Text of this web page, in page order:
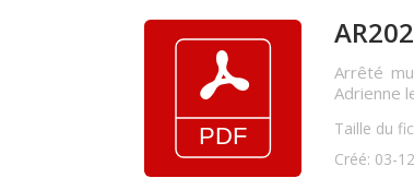
Arrêté
Adrienne
Taille du
Créé: 03-